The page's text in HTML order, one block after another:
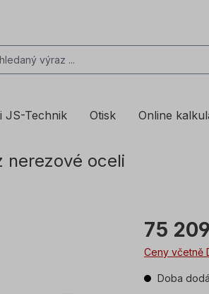
JS-Technik Otisk Online
nerezové oceli
75
Ceny včetně
Doba